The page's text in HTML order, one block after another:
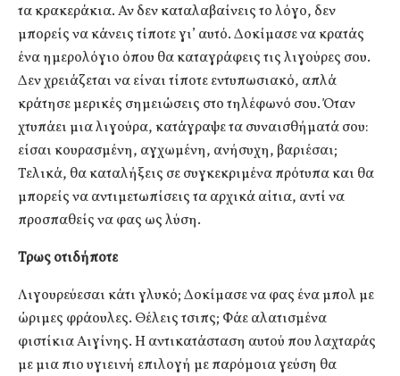
τα κρακεράκια. Αν δεν καταλαβαίνεις το λόγο, δεν
μπορείς να κάνεις τίποτε γι’ αυτό. Δοκίμασε να κρατάς
ένα ημερολόγιο όπου θα καταγράφεις τις λιγούρες σου.
Δεν χρειάζεται να είναι τίποτε εντυπωσιακό, απλά
κράτησε μερικές σημειώσεις στο τηλέφωνό σου. Όταν
χτυπάει μια λιγούρα, κατάγραψε τα συναισθήματά σου:
είσαι κουρασμένη, αγχωμένη, ανήσυχη, βαριέσαι;
Τελικά, θα καταλήξεις σε συγκεκριμένα πρότυπα και θα
μπορείς να αντιμετωπίσεις τα αρχικά αίτια, αντί να
προσπαθείς να φας ως λύση.
Τρως οτιδήποτε
Λιγουρεύεσαι κάτι γλυκό; Δοκίμασε να φας ένα μπολ με
ώριμες φράουλες. Θέλεις τσιπς; Φάε αλατισμένα
φιστίκια Αιγίνης. Η αντικατάσταση αυτού που λαχταράς
με μια πιο υγιεινή επιλογή με παρόμοια γεύση θα